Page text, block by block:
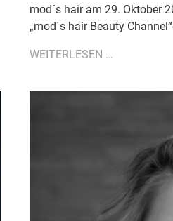
mod´s hair am 29. Oktober
„mod´s hair Beauty
WEITERLESEN …
FORMAT:
„MOD
HAIR